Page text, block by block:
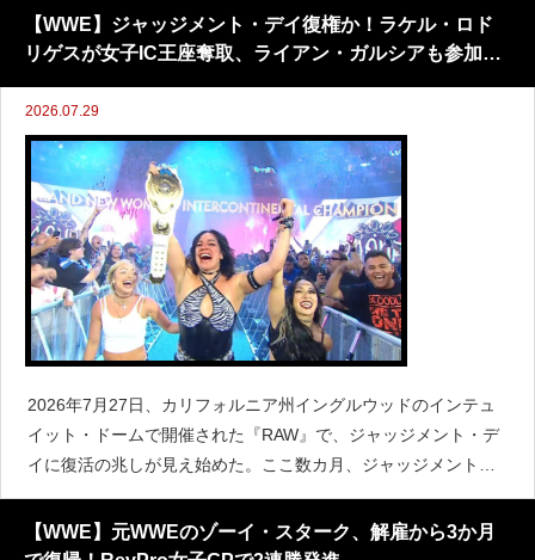
は世界ヘビー級王座を手にすることへ強い自信を抱いているよ
う
【WWE】ジャッジメント・デイ復権か！ラケル・ロド
リゲスが女子IC王座奪取、ライアン・ガルシアも参加
2026.07.29
2026年7月27日、カリフォルニア州イングルウッドのインテュ
イット・ドームで開催された『RAW』で、ジャッジメント・デ
イに復活の兆しが見え始めた。ここ数カ月、ジャッジメント・
デイは苦しい戦いを強いられていた。リーダーともいえるリ
ヴ・モーガンはクイーン・オブ・ザ・リングでイヨ・スカイ
【WWE】元WWEのゾーイ・スターク、解雇から3か月